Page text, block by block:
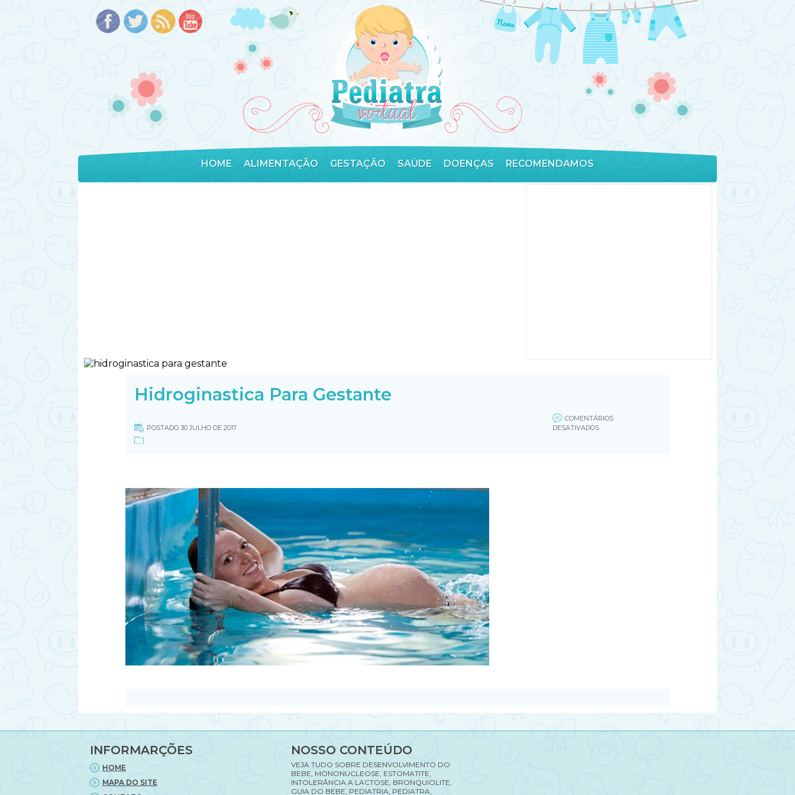
HOME ALIMENTAÇÃO GESTAÇÃO SAÚDE DOENÇAS RECOMENDAMOS
Hidroginastica Para Gestante
POSTADO 30 JULHO DE 2017
COMENTÁRIOS
DESATIVADOSEM
INFORMARÇÕES
HOME
MAPA DO SITE
NOSSO CONTEÚDO
VEJA TUDO SOBRE DESENVOLVIMENTO DO
BEBE, MONONUCLEOSE, ESTOMATITE,
INTOLERÂNCIA A LACTOSE, BRONQUIOLITE,
GUIA DO BEBE, PEDIATRIA, PEDIATRA,